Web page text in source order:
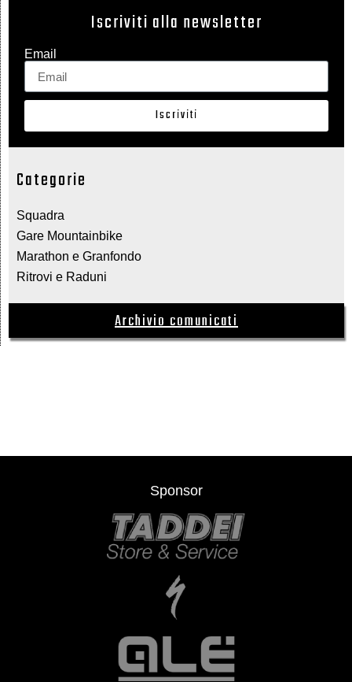
Iscriviti alla newsletter
Email
Iscriviti
Categorie
Squadra
Gare Mountainbike
Marathon e Granfondo
Ritrovi e Raduni
Archivio comunicati
Sponsor